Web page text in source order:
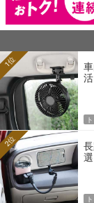
1位
2位